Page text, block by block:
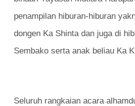
penampilan hiburan-hiburan
dongen Ka Shinta dan juga di
Sembako serta anak beliau Ka
Seluruh rangkaian acara